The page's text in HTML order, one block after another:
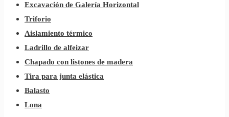
Excavación de Galería Horizontal
Triforio
Aislamiento térmico
Ladrillo de alfeizar
Chapado con listones de madera
Tira para junta elástica
Balasto
Lona